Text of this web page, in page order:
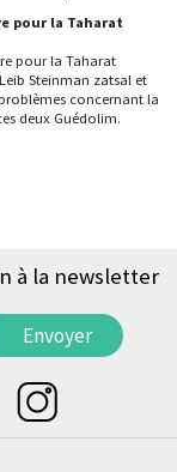
pour la Taharat
pour la Taharat
Steinman zatsal et
concernant la
deux Guédolim.
à la newsletter
Envoyer